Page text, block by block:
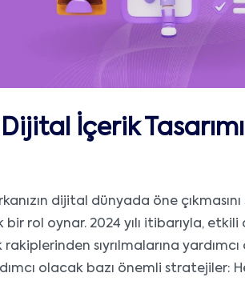
İçerik Tasarımı
dijital dünyada öne
rol oynar. 2024 yılı itibarıyla,
sıyrılmalarına yardımcı
olacak bazı önemli stratejiler: